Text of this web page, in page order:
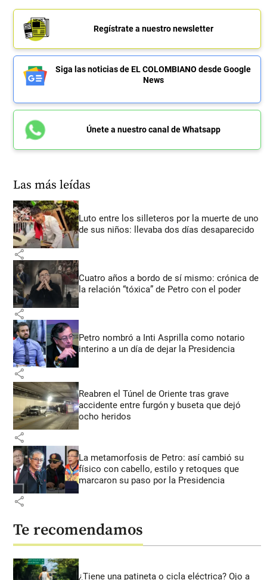
Regístrate a nuestro newsletter
Siga las noticias de EL COLOMBIANO desde Google
News
Únete a nuestro canal de Whatsapp
Las más leídas
Luto entre los silleteros por la muerte de uno
de sus niños: llevaba dos días desaparecido
share
Cuatro años a bordo de sí mismo: crónica de
la relación “tóxica” de Petro con el poder
share
Petro nombró a Inti Asprilla como notario
interino a un día de dejar la Presidencia
share
Reabren el Túnel de Oriente tras grave
accidente entre furgón y buseta que dejó
ocho heridos
share
La metamorfosis de Petro: así cambió su
físico con cabello, estilo y retoques que
marcaron su paso por la Presidencia
share
Te recomendamos
¿Tiene una patineta o cicla eléctrica? Ojo a